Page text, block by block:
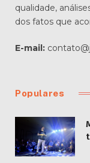
qualidade,
dos fatos que
E-mail:
Populares